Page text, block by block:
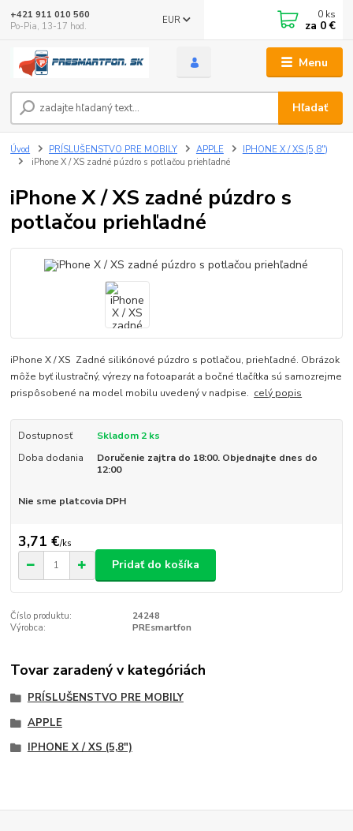
Menu
EUR
Hľadať
+421 911 010 560
Po-Pia, 13-17 hod.
0 ks
za 0 €
Úvod PRÍSLUŠENSTVO PRE MOBILY APPLE
IPHONE X / XS (5,8")
iPhone X / XS zadné púzdro s potlačou priehľadné
iPhone X / XS zadné púzdro s
potlačou priehľadné
iPhone X / XS Zadné silikónové púzdro s potlačou, priehľadné. Obrázok
môže byť ilustračný, výrezy na fotoaparát a bočné tlačítka sú samozrejme
prispôsobené na model mobilu uvedený v nadpise. celý popis
Dostupnosť
Skladom 2 ks
Doba dodania
Doručenie zajtra do 18:00. Objednajte dnes do
12:00
Nie sme platcovia DPH
3,71 €/ks
Pridať do košíka
Číslo produktu:
24248
Výrobca:
PREsmartfon
Tovar zaradený v kategóriách
PRÍSLUŠENSTVO PRE MOBILY
APPLE
IPHONE X / XS (5,8")